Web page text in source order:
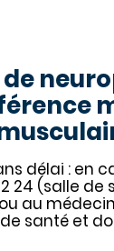
délai : en
24 (salle de
au
santé et